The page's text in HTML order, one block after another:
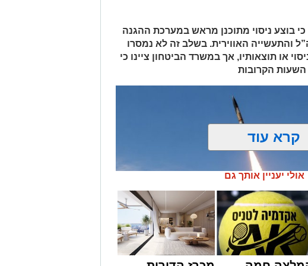
בוצע ניסוי מתוכנן מראש במערכת ההגנה
והתעשייה האווירית. בשלב זה לא נמסרו
או תוצאותיו, אך במשרד הביטחון ציינו כי
הקרובות
קרא עוד
אולי יעניין אותך גם